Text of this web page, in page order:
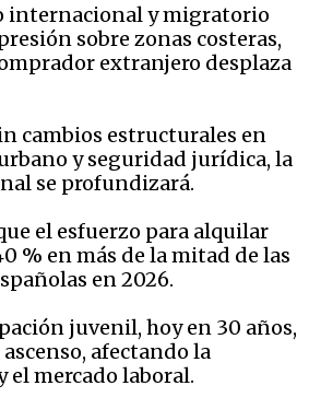
internacional y migratorio
sobre zonas costeras,
extranjero desplaza
cambios estructurales en
y seguridad jurídica, la
se profundizará.
el esfuerzo para alquilar
% en más de la mitad de las
en 2026.
juvenil, hoy en 30 años,
afectando la
el mercado laboral.